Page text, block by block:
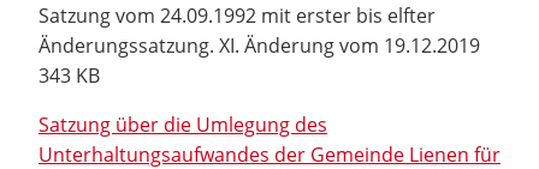
Satzung vom 24.09.1992 mit erster bis elfter
Änderungssatzung. XI. Änderung vom 19.12.2019
343 KB
Satzung über die Umlegung des
Unterhaltungsaufwandes der Gemeinde Lienen für